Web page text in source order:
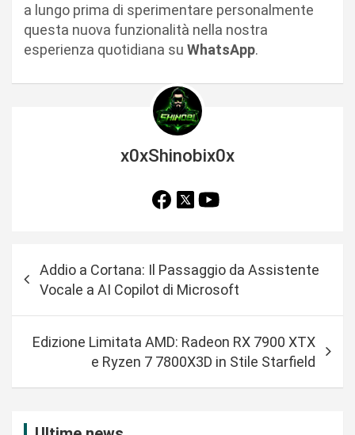
a lungo prima di sperimentare personalmente
questa nuova funzionalità nella nostra
esperienza quotidiana su WhatsApp.
x0xShinobix0x
a
Addio a Cortana: Il Passaggio da Assistente
Vocale a AI Copilot di Microsoft
Edizione Limitata AMD: Radeon RX 7900 XTX
e Ryzen 7 7800X3D in Stile Starfield